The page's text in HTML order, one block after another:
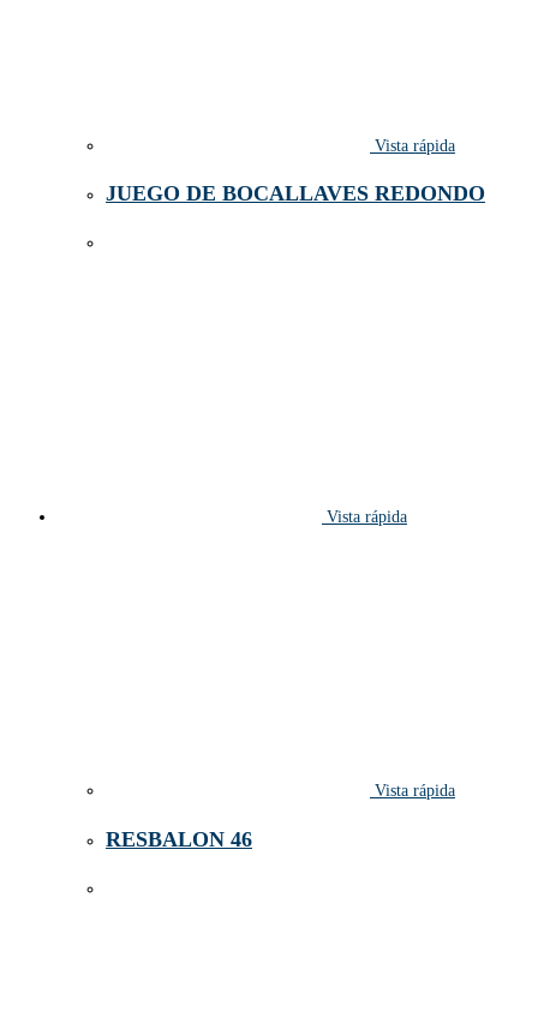
Vista rápida
JUEGO DE BOCALLAVES REDONDO
Vista rápida
Vista rápida
RESBALON 46